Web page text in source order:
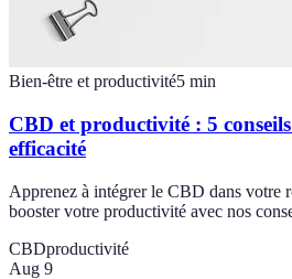
Bien-être et productivité5 min
CBD et productivité : 5
efficacité
Apprenez à intégrer le CBD dans votre
booster votre productivité avec nos
CBDproductivité
Aug 9